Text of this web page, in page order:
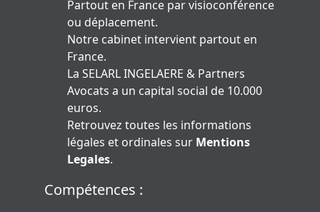
Partout en France par visioconférence
ou déplacement.
Notre cabinet intervient partout en
France.
La SELARL INGELAERE & Partners
Avocats a un capital social de 10.000
euros.
Retrouvez toutes les informations
légales et ordinales sur Mentions
Legales.
Compétences :